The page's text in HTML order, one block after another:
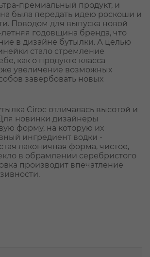
премиальный продукт, и
была передать идею роскоши и
Поводом для выпуска новой
летняя годовщина бренда, что
в дизайне бутылки. А целью
стало стремление
как о продукте класса
увеличение возможных
завербовать новых
Ciroc отличалась высотой и
новинки дизайнеры
форму, на которую их
ингредиент водки -
лаконичная форма, чистое,
в обрамлении серебристого
производит впечатление